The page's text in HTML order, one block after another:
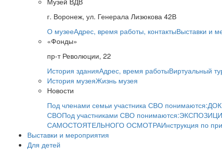
г. Воронеж, ул. Генерала Лизюкова 42В
О музееАдрес, время работы, контактыВыставки и
«Фонды»
пр-т Революции, 22
История зданияАдрес, время работыВиртуальный
История музеяЖизнь музея
Новости
Под членами семьи участника СВО понимаются:
СВОПод участниками СВО понимаются:
САМОСТОЯТЕЛЬНОГО ОСМОТРАИнструкция по
Выставки и мероприятия
Для детей